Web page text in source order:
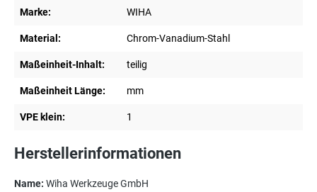
Marke: WIHA
Material: Chrom-Vanadium-Stahl
Maßeinheit-Inhalt: teilig
Maßeinheit Länge: mm
VPE klein: 1
Herstellerinformationen
Name: Wiha Werkzeuge GmbH